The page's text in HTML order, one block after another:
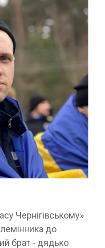
Чернігівському»
до
брат - дядько